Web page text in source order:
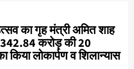
का गृह मंत्री अमित शाह
करोड़ की 20
लोकार्पण व शिलान्यास